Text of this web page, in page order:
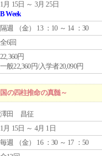
1月 15日 ～ 3月 25日
B Week
隔週 （金） 13 ：10 ～ 14 ：30
全6回
22,360円
一般22,360円/入学者20,090円
の四柱推命の真髄～
澤田 昌征
1月 15日 ～ 4月 1日
毎週 （金） 16 ：30 ～ 17 ：50